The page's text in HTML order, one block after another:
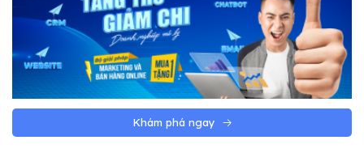
Khám phá ngay